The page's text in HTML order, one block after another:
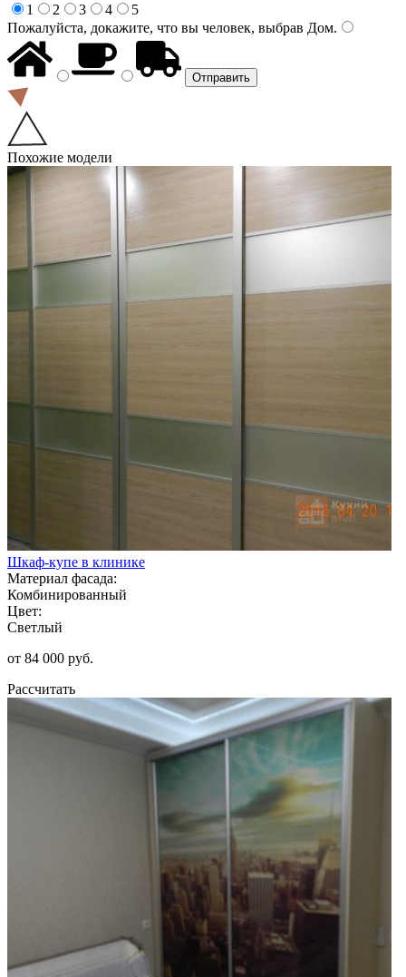
1
2 3 4
5
Пожалуйста, докажите, что вы человек, выбрав Дом.
Похожие модели
Шкаф-купе в клинике
Материал фасада:
Комбинированный
Цвет:
Светлый
от 84 000 руб.
Рассчитать